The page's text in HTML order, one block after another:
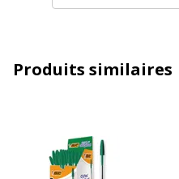
Avertissement sur les
couleurs de l'image
Produits similaires